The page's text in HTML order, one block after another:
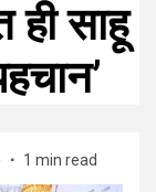
ही साहू
1 min read